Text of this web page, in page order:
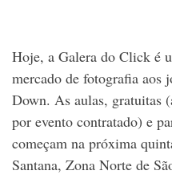
Hoje, a Galera do Click é
mercado de fotografia aos
Down. As aulas, gratuitas
por evento contratado) e
começam na próxima
Santana, Zona Norte de